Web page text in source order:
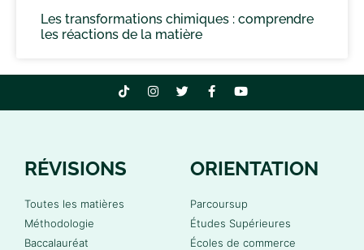
Les transformations chimiques : comprendre
les réactions de la matière
RÉVISIONS
Toutes les matières
Méthodologie
Baccalauréat
ORIENTATION
Parcoursup
Études Supérieures
Écoles de commerce